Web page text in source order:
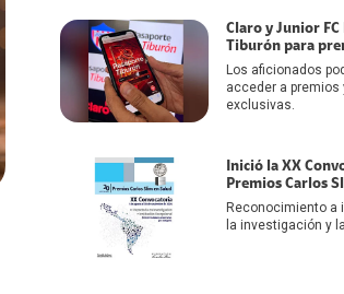
Claro y Junior
Tiburón para
Los aficionados
acceder a premios
exclusivas.
Inició la XX
Premios Carlos
Reconocimiento a
la investigación y